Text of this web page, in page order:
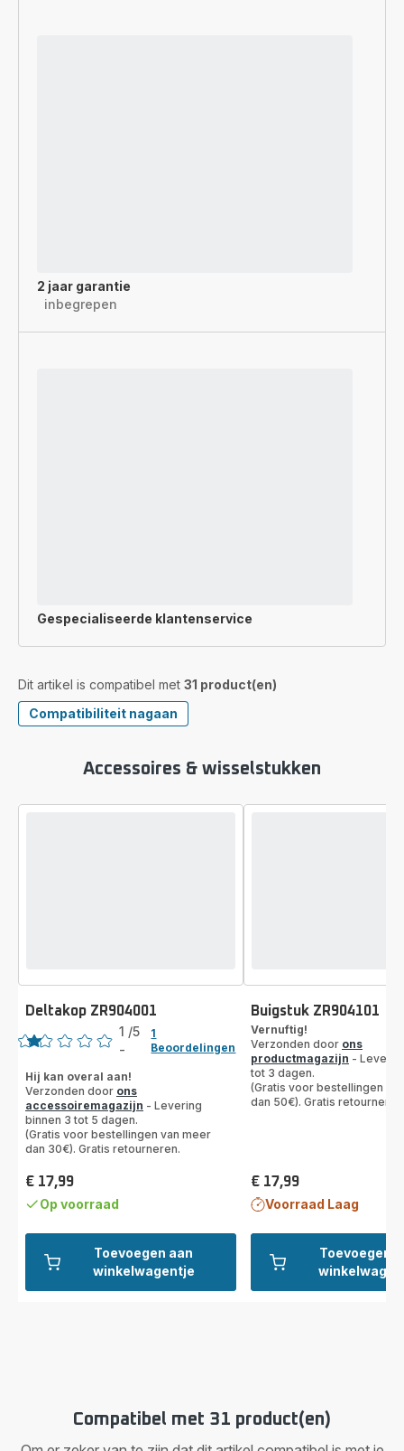
2 jaar garantie
inbegrepen
Gespecialiseerde klantenservice
Dit artikel is compatibel met 31 product(en)
Compatibiliteit nagaan
Accessoires & wisselstukken
Toevoegen aan
winkelwagentje
Deltakop ZR904001
Beoordeling
met
1
ster
(gemiddeld)
1 /5
-
1
Beoordelingen
Hij kan overal aan!
Verzonden door ons
accessoiremagazijn - Levering
binnen 3 tot 5 dagen.
(Gratis voor bestellingen van meer
dan 30€). Gratis retourneren.
Prijs
€ 17,99
Op voorraad
Toevoegen
Buigstuk ZR904101
Vernuftig!
Verzonden door ons
productmagazijn -
tot 3 dagen.
(Gratis voor bestellingen
dan 50€). Gratis
Prijs
€ 17,99
Voorraad Laag
Compatibel met 31 product(en)